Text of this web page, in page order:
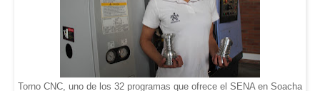
Torno CNC, uno de los 32 programas que ofrece el SENA en Soacha